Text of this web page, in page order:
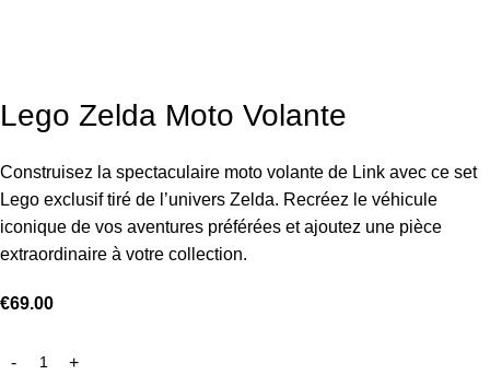
Lego Zelda Moto Volante
Construisez la spectaculaire moto volante de Link avec ce set
Lego exclusif tiré de l’univers Zelda. Recréez le véhicule
iconique de vos aventures préférées et ajoutez une pièce
extraordinaire à votre collection.
€69.00